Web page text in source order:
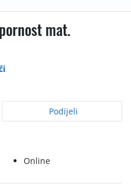
mat.
Podijeli
Online